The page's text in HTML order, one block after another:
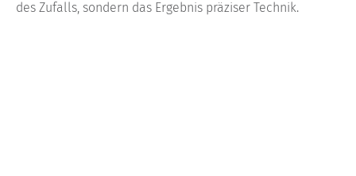
des Zufalls, sondern das Ergebnis präziser Technik.